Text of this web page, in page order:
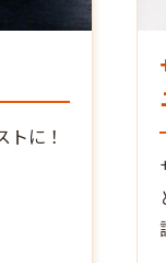
に！